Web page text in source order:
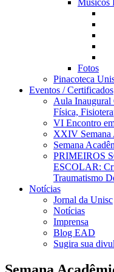
Músicos
Fotos
Pinacoteca
Eventos / Certificados
Aula Inaugural
Física,
VI Encontro
XXIV Semana
Semana
PRIMEIROS
ESCOLAR:
Traumatismo
Notícias
Jornal da Unisc
Notícias
Imprensa
Blog EAD
Sugira sua